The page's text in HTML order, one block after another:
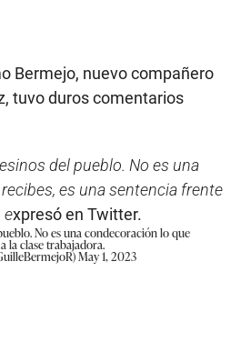
Bermejo, nuevo compañero
tuvo duros comentarios
del pueblo. No es una
es una sentencia frente
expresó en Twitter.
No es una condecoración lo que
la clase trabajadora.
May 1, 2023